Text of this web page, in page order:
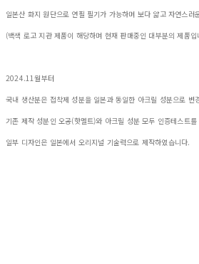
일본산 화지 원단으로 연필 필기가 가능하며 보다 얇고 자연스러
(백색 로고 지관 제품이 해당하며 현재 판매중인 대부분의 제품입
2024.11월부터
국내 생산분은 접착제 성분을 일본과 동일한 아크릴 성분으로 변
기존 제작 성분인 오공(핫멜트)와 아크릴 성분 모두 인증테스트를
일부 디자인은 일본에서 오리지널 기술력으로 제작하였습니다.